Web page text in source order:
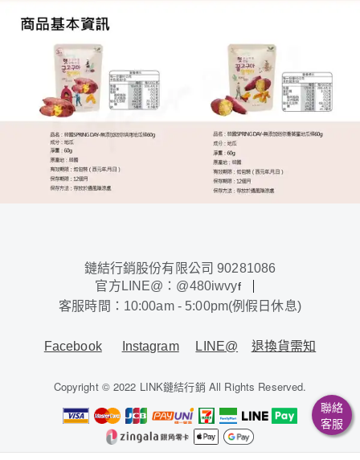
鏈結行銷股份有限公司 90281086
官方LINE@：@480iwvyf
客服時間：10:00am - 5:00pm(例假日休息)
Facebook Instagram LINE@ 退換貨需知
Copyright © 2022 LINK鏈結行銷 All Rights Reserved.
聯絡
客服